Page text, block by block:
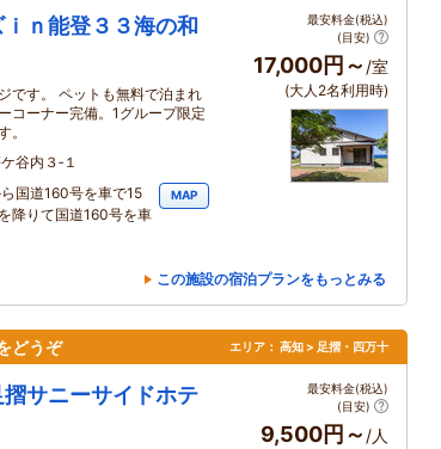
ｎ能登３３海の和
です。 ペットも無料で泊まれ
コーナー完備。1グループ限定
。
谷内３‐１
国道160号を車で15
降りて国道160号を車
MAP
最安料金(税込)
(目安)
17,000円～ /室
(大人2名利用時)
この施設の宿泊プランをもっとみる
どうぞ エリア： 高知 > 足摺・四万十
サニーサイドホテ
最安料金(税込)
(目安)
9,500円～ /人